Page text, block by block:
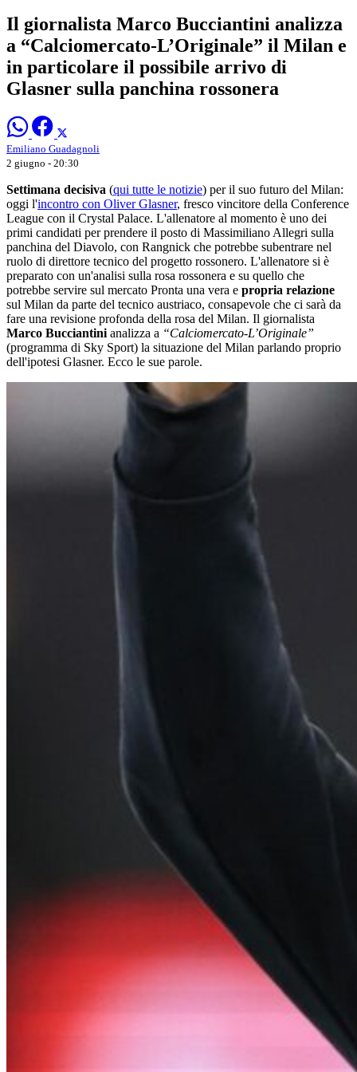
Il giornalista Marco Bucciantini analizza
a “Calciomercato-L’Originale” il Milan e
in particolare il possibile arrivo di
Glasner sulla panchina rossonera
Emiliano Guadagnoli
2 giugno - 20:30
Settimana decisiva (qui tutte le notizie) per il suo futuro del Milan:
oggi l'incontro con Oliver Glasner, fresco vincitore della Conference
League con il Crystal Palace. L'allenatore al momento è uno dei
primi candidati per prendere il posto di Massimiliano Allegri sulla
panchina del Diavolo, con Rangnick che potrebbe subentrare nel
ruolo di direttore tecnico del progetto rossonero. L'allenatore si è
preparato con un'analisi sulla rosa rossonera e su quello che
potrebbe servire sul mercato Pronta una vera e propria relazione
sul Milan da parte del tecnico austriaco, consapevole che ci sarà da
fare una revisione profonda della rosa del Milan. Il giornalista
Marco Bucciantini analizza a “Calciomercato-L’Originale”
(programma di Sky Sport) la situazione del Milan parlando proprio
dell'ipotesi Glasner. Ecco le sue parole.